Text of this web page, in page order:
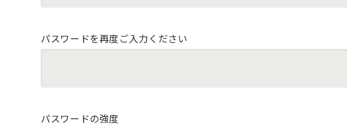
パスワードを再度ご入力ください
パスワードの強度